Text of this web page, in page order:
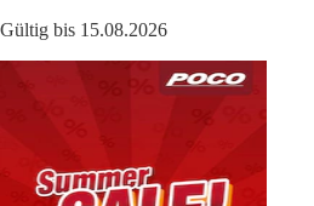
Gültig bis 15.08.2026